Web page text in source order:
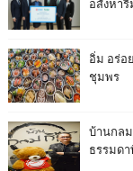
อิ่ม อร่อ
ชุมพร
บ้านกล
ธรรมด